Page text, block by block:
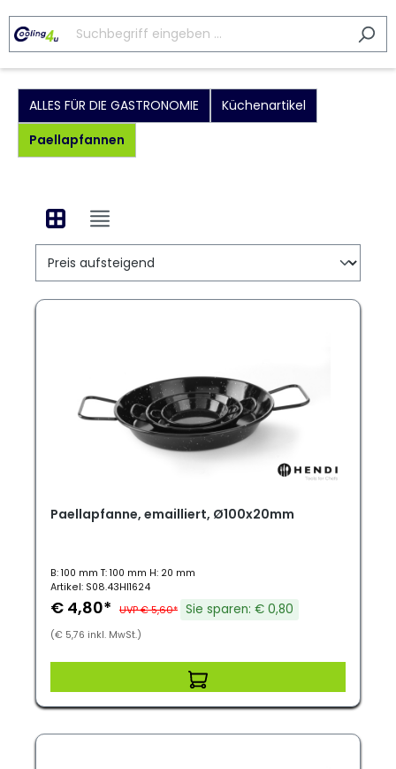
ALLES FÜR DIE GASTRONOMIE
Küchenartikel
Paellapfannen
Paellapfanne, emailliert, Ø100x20mm
B: 100 mm T: 100 mm H: 20 mm
Artikel: S08.43HI1624
€ 4,80* UVP € 5,60* Sie sparen: € 0,80
(€ 5,76 inkl. MwSt.)